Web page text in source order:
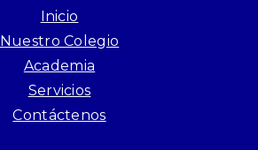
Inicio
Nuestro Colegio
Academia
Servicios
Contáctenos